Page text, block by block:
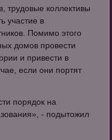
трудовые коллективы
участие в
Помимо этого
домов провести
и привести в
если они портят
порядок на
- подытожил